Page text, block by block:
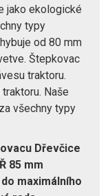
jako ekologické
typy
od 80 mm
Štepkovac
traktoru.
Naše
všechny typy
Dřevčice
85 mm
maximálního